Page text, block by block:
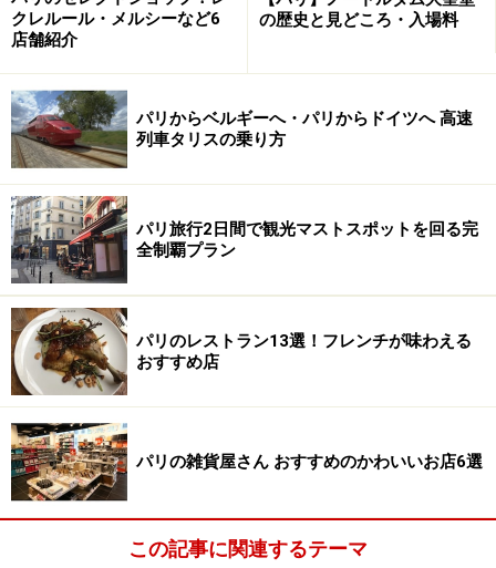
スポット
サンジェルマン・デ・プレのおすすめホテル
サンジェルマン・デ・プレおすすめショッ
ピング通り
目的別、予算別に多種多様なお店が集まるショッピング天国
サンジェルマン・デ・プレは、洋服のブティックや雑貨
店、ギャラリーなどそれぞれの特色を持つお店が同じ通
りに並んでいるのが特徴。好みや目的に合わせて通りを
制覇していけば、効率のよい買い物がきっとできるは
ず。それでは、主なショッピング通りを紹介していきま
クレルール・メルシーなど6
店舗紹介
の歴史と見どころ・入場料
パリからベルギーへ・パリからドイツへ 高速
列車タリスの乗り方
パリ旅行2日間で観光マストスポットを回る完
全制覇プラン
パリのレストラン13選！フレンチが味わえる
おすすめ店
パリの雑貨屋さん おすすめのかわいいお店6選
この記事に関連するテーマ